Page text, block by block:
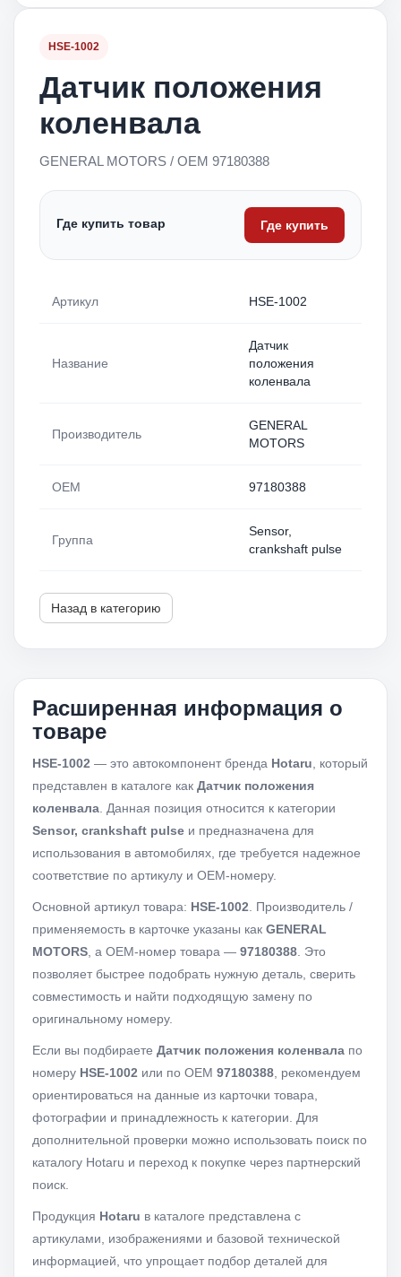
HSE-1002
Датчик положения
коленвала
GENERAL MOTORS / OEM 97180388
Где купить товар Где купить
Артикул HSE-1002
Название
Датчик
положения
коленвала
Производитель
GENERAL
MOTORS
OEM 97180388
Группа
Sensor,
crankshaft pulse
Назад в категорию
Расширенная информация о
товаре
HSE-1002 — это автокомпонент бренда Hotaru , который
представлен в каталоге как Датчик положения
коленвала . Данная позиция относится к категории
Sensor, crankshaft pulse и предназначена для
использования в автомобилях, где требуется надежное
соответствие по артикулу и OEM-номеру.
Основной артикул товара: HSE-1002 . Производитель /
применяемость в карточке указаны как GENERAL
MOTORS , а OEM-номер товара — 97180388 . Это
позволяет быстрее подобрать нужную деталь, сверить
совместимость и найти подходящую замену по
оригинальному номеру.
Если вы подбираете Датчик положения коленвала по
номеру HSE-1002 или по OEM 97180388 , рекомендуем
ориентироваться на данные из карточки товара,
фотографии и принадлежность к категории. Для
дополнительной проверки можно использовать поиск по
каталогу Hotaru и переход к покупке через партнерский
поиск.
Продукция Hotaru в каталоге представлена с
артикулами, изображениями и базовой технической
информацией, что упрощает подбор деталей для